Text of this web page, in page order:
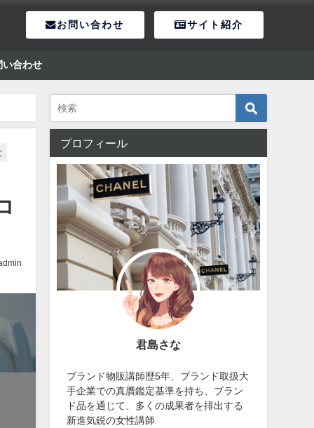
お問い合わせ サイト紹介
い合わせ
プロフィール
君島さな
ブランド物販講師歴5年、ブランド取扱大
手企業での真贋鑑定基準を持ち、ブラン
ド品を通じて、多くの成果者を排出する
新進気鋭の女性講師